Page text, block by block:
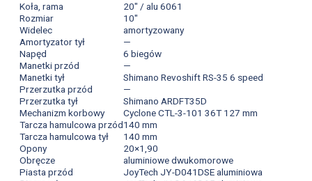
Koła, rama
20" / alu 6061
Rozmiar
10"
Widelec
amortyzowany
Amortyzator tył
—
Napęd
6 biegów
Manetki przód
—
Manetki tył
Shimano Revoshift RS-35 6 speed
Przerzutka przód
—
Przerzutka tył
Shimano ARDFT35D
Mechanizm korbowy
Cyclone CTL-3-101 36T 127 mm
Tarcza hamulcowa przód140 mm
Tarcza hamulcowa tył
140 mm
Opony
20×1,90
Obręcze
aluminiowe dwukomorowe
Piasta przód
JoyTech JY-D041DSE aluminiowa